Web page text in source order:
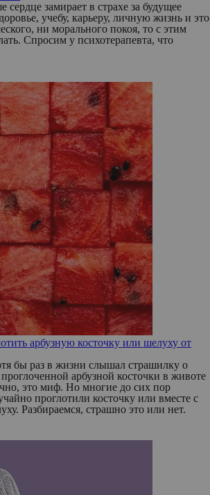
замирает в страхе за будущее
учебу, карьеру, личную жизнь и это
ни морального покоя, то с этим
Спросим у психотерапевта, что
арбузную косточку или шелуху от
бы раз в жизни слышал страшилку о
арбузной косточки в животе
это миф. Но многие до сих пор
проглотили косточку или вместе с
Разбираемся, страшно это или нет.